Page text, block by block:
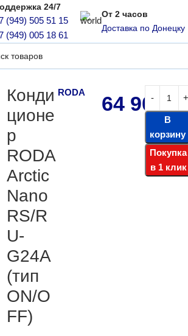
24/7
(949) 505 51 15
(949) 005 18 61
От 2 часов
Доставка по Донецку
(On/Off)
Конди
ционе
р
RODA
Arctic
Nano
RS/R
U-
G24A
(тип
ON/O
FF)
RODA 64 900₽
В
корзину
Покупка
в 1 клик